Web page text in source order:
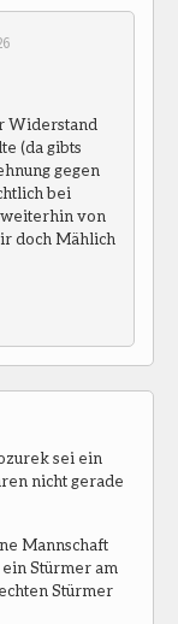
Widerstand
(da gibts
gegen
bei
weiterhin von
doch Mählich
sei ein
nicht gerade
Mannschaft
Stürmer am
Stürmer